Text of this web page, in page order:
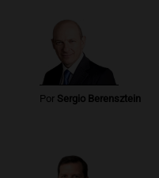
Por Sergio Berensztein